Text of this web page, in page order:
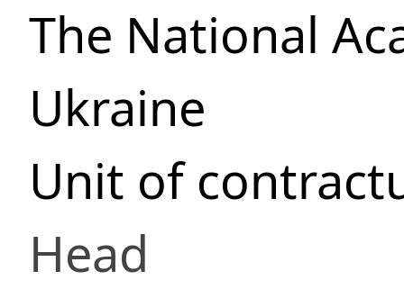
The National
Ukraine
Unit of
Head